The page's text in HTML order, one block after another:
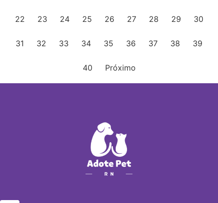
22 23 24 25 26 27 28 29 30
31 32 33 34 35 36 37 38 39
40 Próximo